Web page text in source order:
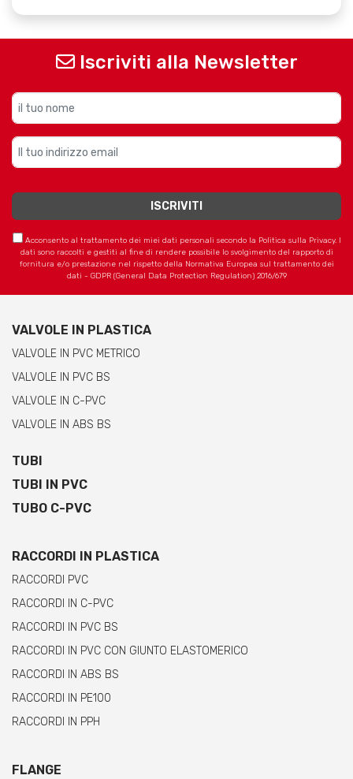
Iscriviti alla Newsletter
Acconsento al trattamento dei miei dati personali secondo la Politica sulla Privacy. I
dati sono raccolti e gestiti al fine di rendere possibile lo svolgimento del rapporto di
fornitura e/o prestazione nel rispetto della Normativa Europea sul trattamento dei
dati - GDPR (General Data Protection Regulation) 2016/679
VALVOLE IN PLASTICA
VALVOLE IN PVC METRICO
VALVOLE IN PVC BS
VALVOLE IN C-PVC
VALVOLE IN ABS BS
TUBI
TUBI IN PVC
TUBO C-PVC
RACCORDI IN PLASTICA
RACCORDI PVC
RACCORDI IN C-PVC
RACCORDI IN PVC BS
RACCORDI IN PVC CON GIUNTO ELASTOMERICO
RACCORDI IN ABS BS
RACCORDI IN PE100
RACCORDI IN PPH
FLANGE